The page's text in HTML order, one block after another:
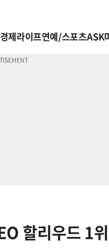
경제라이프연예/스포츠ASK
할리우드 1위